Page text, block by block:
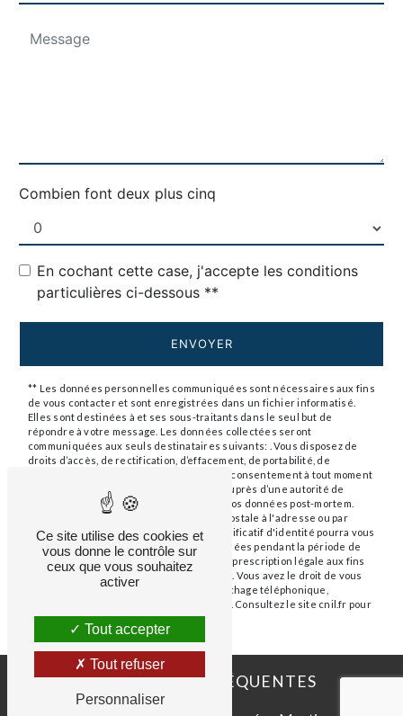
Combien font deux plus cinq
En cochant cette case, j'accepte les conditions
particulières ci-dessous **
ENVOYER
** Les données personnelles communiquées sont nécessaires aux fins
de vous contacter et sont enregistrées dans un fichier informatisé.
Elles sont destinées à et ses sous-traitants dans le seul but de
répondre à votre message. Les données collectées seront
communiquées aux seuls destinataires suivants: . Vous disposez de
droits d’accès, de rectification, d’effacement, de portabilité, de
limitation, d’opposition, de retrait de votre consentement à tout moment
et du droit d’introduire une réclamation auprès d’une autorité de
contrôle, ainsi que d’organiser le sort de vos données post-mortem.
Vous pouvez exercer ces droits par voie postale à l'adresse ou par
courrier électronique à l'adresse . Un justificatif d'identité pourra vous
être demandé. Nous conservons vos données pendant la période de
prise de contact puis pendant la durée de prescription légale aux fins
probatoires et de gestion des contentieux. Vous avez le droit de vous
inscrire sur la liste d'opposition au démarchage téléphonique,
. Consultez le site cnil.fr pour
plus d’informations sur vos droits.
RECHERCHES FRÉQUENTES
Ce site utilise des cookies et
vous donne le contrôle sur
ceux que vous souhaitez
activer
Tout accepter
Tout refuser
Personnaliser